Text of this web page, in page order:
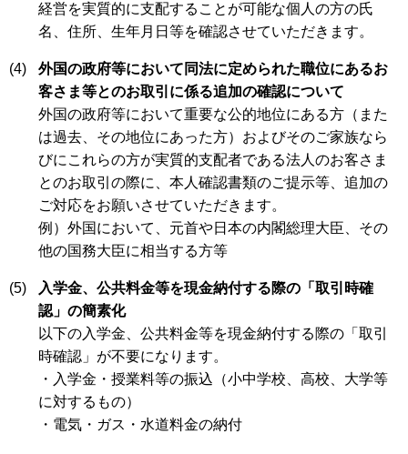
経営を実質的に支配することが可能な個人の方の氏
名、住所、生年月日等を確認させていただきます。
(4)
外国の政府等において同法に定められた職位にあるお
客さま等とのお取引に係る追加の確認について
外国の政府等において重要な公的地位にある方（また
は過去、その地位にあった方）およびそのご家族なら
びにこれらの方が実質的支配者である法人のお客さま
とのお取引の際に、本人確認書類のご提示等、追加の
ご対応をお願いさせていただきます。
例）外国において、元首や日本の内閣総理大臣、その
他の国務大臣に相当する方等
(5)
入学金、公共料金等を現金納付する際の「取引時確
認」の簡素化
以下の入学金、公共料金等を現金納付する際の「取引
時確認」が不要になります。
・入学金・授業料等の振込（小中学校、高校、大学等
に対するもの）
・電気・ガス・水道料金の納付